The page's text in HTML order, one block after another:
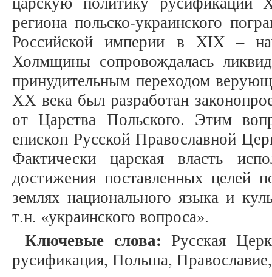
региона польско-украинского
Российской империи в XIX –
Холмщины сопровождалась
принудительным переходом
ХХ века был разработан
от Царства Польского. Этим
епископ Русской Православной
Фактически царская власть
достижения поставленных целей
землях национального языка и
т.н. «украинского вопроса».
Ключевые слова: Русская
русификация, Польша,